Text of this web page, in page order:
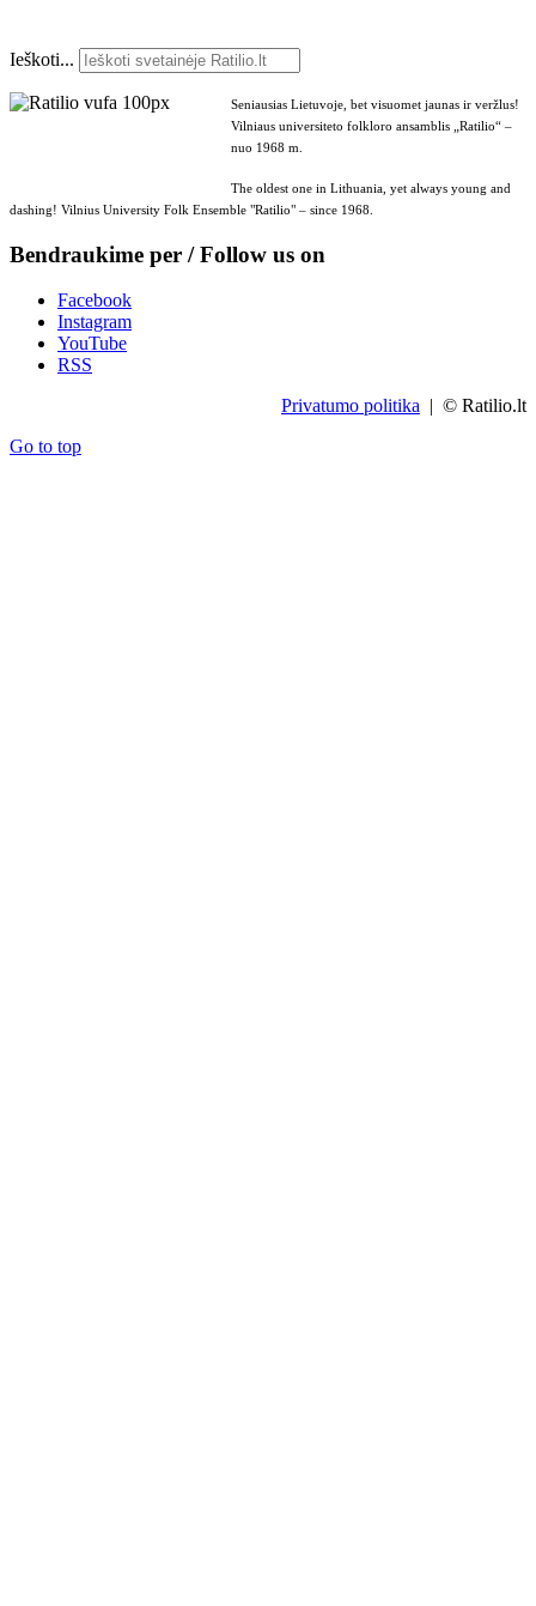
Ieškoti...
Seniausias Lietuvoje, bet visuomet jaunas ir veržlus!
Vilniaus universiteto folkloro ansamblis „Ratilio“ –
nuo 1968 m.
The oldest one in Lithuania, yet always young and
dashing! Vilnius University Folk Ensemble "Ratilio" – since 1968.
Bendraukime per / Follow us on
Facebook
Instagram
YouTube
RSS
Privatumo politika | © Ratilio.lt
Go to top